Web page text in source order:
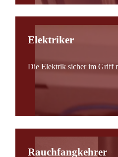
Elektriker
Die Elektrik sicher im Griff
Rauchfangkehrer